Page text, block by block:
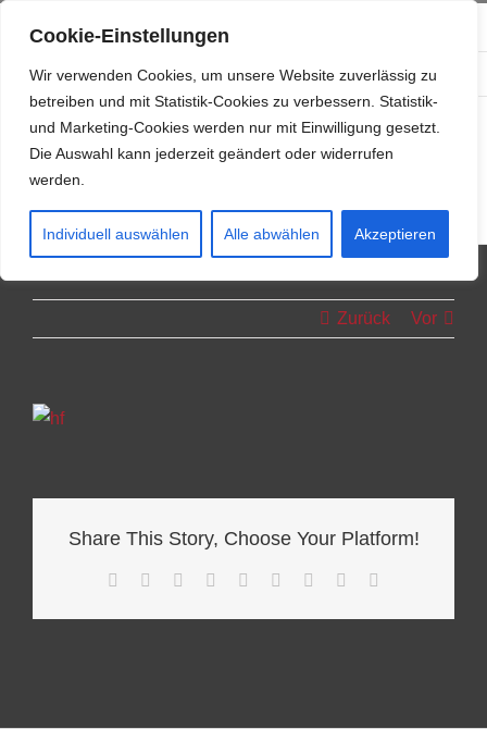
Cookie-Einstellungen
Wir verwenden Cookies, um unsere Website zuverlässig zu
betreiben und mit Statistik-Cookies zu verbessern. Statistik-
und Marketing-Cookies werden nur mit Einwilligung gesetzt.
Die Auswahl kann jederzeit geändert oder widerrufen
werden.
Individuell auswählen Alle abwählen Akzeptieren
Inhalt
springen
info@resonanzwerk.de
FacebookInstagram
E-
Zurück Vor
Share This Story, Choose Your Platform!
Facebook
TwitterReddit LinkedInWhatsApp
TumblrPinterest